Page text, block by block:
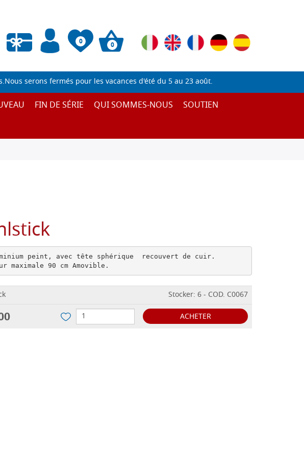
0
vide
0
serons fermés pour les vacances d'été du 5 au 23 août.
FIN DE SÉRIE QUI SOMMES-NOUS
SOUTIEN
peint, avec tête sphérique  recouvert de cuir.
maximale 90 cm Amovible.
Stocker: 6 - COD. C0067
ACHETER